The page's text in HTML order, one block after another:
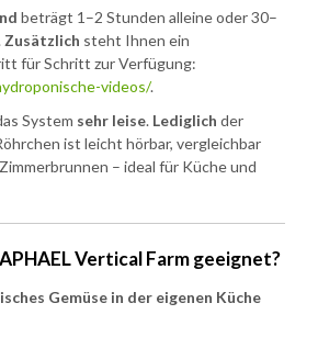
beträgt 1–2 Stunden alleine oder 30–
Zusätzlich steht Ihnen ein
für Schritt zur Verfügung:
videos/.
System sehr leise. Lediglich der
ist leicht hörbar, vergleichbar
– ideal für Küche und
Vertical Farm geeignet?
Gemüse in der eigenen Küche